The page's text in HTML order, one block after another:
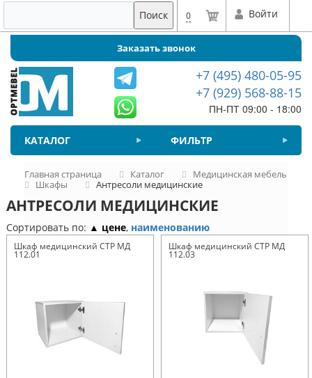
Поиск 0 Войти
Заказать звонок
+7 (495) 480-05-95
+7 (929) 568-88-15
ПН-ПТ 09:00 - 18:00
КАТАЛОГ ФИЛЬТР
Главная страница Каталог
Медицинская мебель
Шкафы
Антресоли медицинские
АНТРЕСОЛИ МЕДИЦИНСКИЕ
Сортировать по: ▲ цене, наименованию
Шкаф медицинский СТР МД
112.01
Шкаф медицинский СТР МД
112.03